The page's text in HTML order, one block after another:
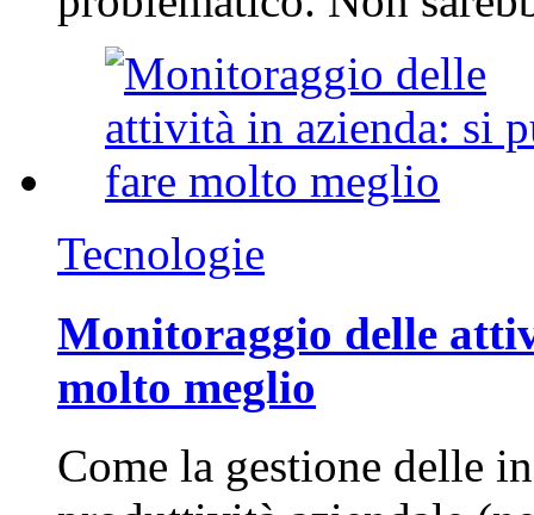
Tecnologie
Monitoraggio delle
molto meglio
Come la gestione delle